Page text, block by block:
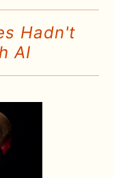
Hadn't
AI